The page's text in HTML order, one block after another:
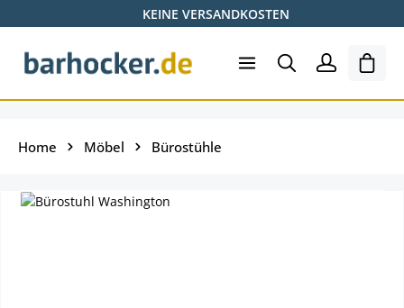
Zum Hauptinhalt springenKEINE VERSANDKOSTEN
Home Möbel Bürostühle